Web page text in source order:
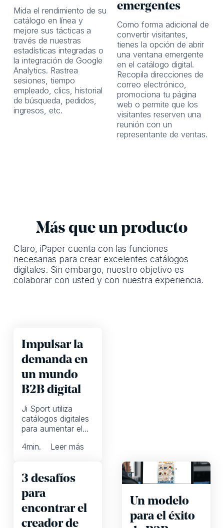
Mida el rendimiento de su
catálogo en línea y
mejore sus tácticas a
través de nuestras
estadísticas integradas o
la integración de Google
Analytics. Rastrea
sesiones, tiempo
empleado, clics, historial
de búsqueda, pedidos,
ingresos, etc.
emergentes
Como forma adicional de
convertir visitantes,
tienes la opción de abrir
una ventana emergente
en el catálogo digital.
Recopila direcciones de
correo electrónico,
promociona tu página
web o permite que los
visitantes reserven una
reunión con un
representante de ventas.
Más que un producto
Claro, iPaper cuenta con las funciones
necesarias para crear excelentes catálogos
digitales. Sin embargo, nuestro objetivo es
colaborar con usted y con nuestra experiencia.
Impulsar la
demanda en
un mundo
B2B digital
Ji Sport utiliza
catálogos digitales
para aumentar el
activar a los
4min. Leer más
3 desafíos
para
encontrar el
creador de
Un modelo
para el éxito